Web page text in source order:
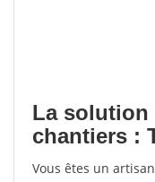
La solution
chantiers :
Vous êtes un